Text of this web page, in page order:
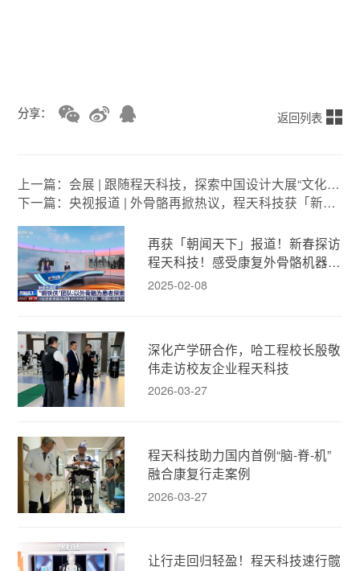
分享： 返回列表
上一篇：会展 | 跟随程天科技，探索中国设计大展“文化
+技术+设计”新思维
下一篇：央视报道 | 外骨骼再掀热议，程天科技获「新闻
再获「朝闻天下」报道！新春探访
程天科技！感受康复外骨骼机器人
的人文温度！
2025-02-08
深化产学研合作，哈工程校长殷敬
伟走访校友企业程天科技
2026-03-27
程天科技助力国内首例“脑-脊-机”
融合康复行走案例
2026-03-27
让行走回归轻盈！程天科技速行髋